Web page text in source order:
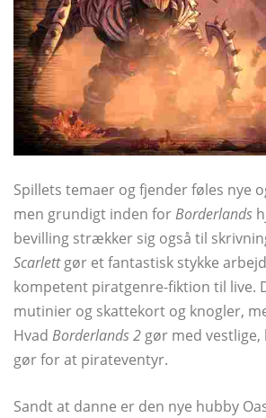
Spillets temaer og fjender føles nye
men grundigt inden forBorderlands
bevilling strækker sig også til
Scarlettgør et fantastisk stykke
kompetent piratgenre-fiktion til live.
mutinier og skattekort og knogler,
Hvad Borderlands 2 gør med
gør for at pirateventyr.
Sandt at danne er den nye hubby